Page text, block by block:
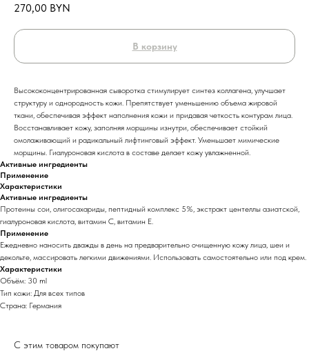
270,00 BYN
В корзину
Высококонцентрированная сыворотка стимулирует синтез коллагена, улучшает
структуру и однородность кожи. Препятствует уменьшению объема жировой
ткани, обеспечивая эффект наполнения кожи и придавая четкость контурам лица.
Восстанавливает кожу, заполняя морщины изнутри, обеспечивает стойкий
омолаживающий и радикальный лифтинговый эффект. Уменьшает мимические
морщины. Гиалуроновая кислота в составе делает кожу увлажненной.
Активные ингредиенты
Применение
Характеристики
Активные ингредиенты
Протеины сои, олигосахариды, пептидный комплекс 5%, экстракт центеллы азиатской,
гиалуроновая кислота, витамин С, витамин Е.
Применение
Ежедневно наносить дважды в день на предварительно очищенную кожу лица, шеи и
декольте, массировать легкими движениями. Использовать самостоятельно или под крем.
Характеристики
Объём: 30 ml
Тип кожи: Для всех типов
Страна: Германия
С этим товаром покупают